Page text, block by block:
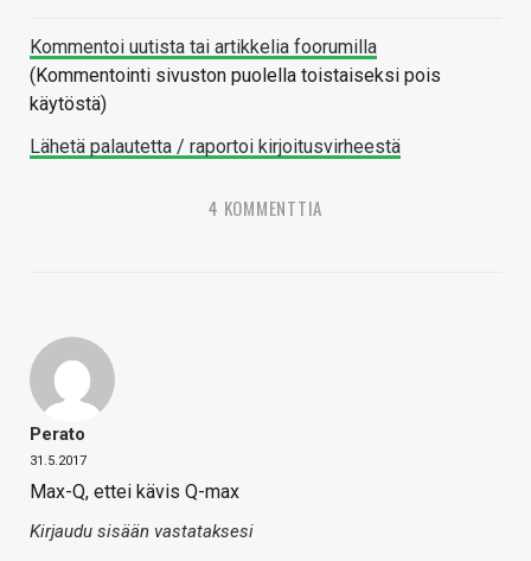
Kommentoi uutista tai artikkelia foorumilla
(Kommentointi sivuston puolella toistaiseksi pois
käytöstä)
Lähetä palautetta / raportoi kirjoitusvirheestä
4 KOMMENTTIA
Perato
31.5.2017
Max-Q, ettei kävis Q-max
Kirjaudu sisään vastataksesi